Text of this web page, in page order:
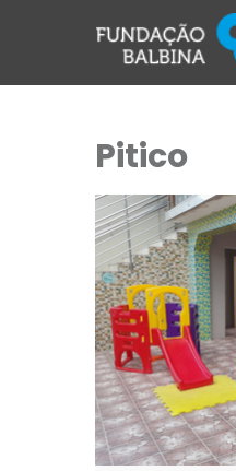
Pitico